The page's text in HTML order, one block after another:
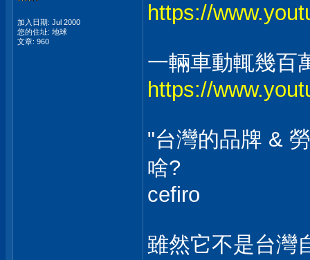
加入日期: Jul 2000
您的住址: 地球
文章: 960
https://
一輛車動輒幾百
https://
"台灣的品牌 &
啥?
cefiro
雖然它不是台灣